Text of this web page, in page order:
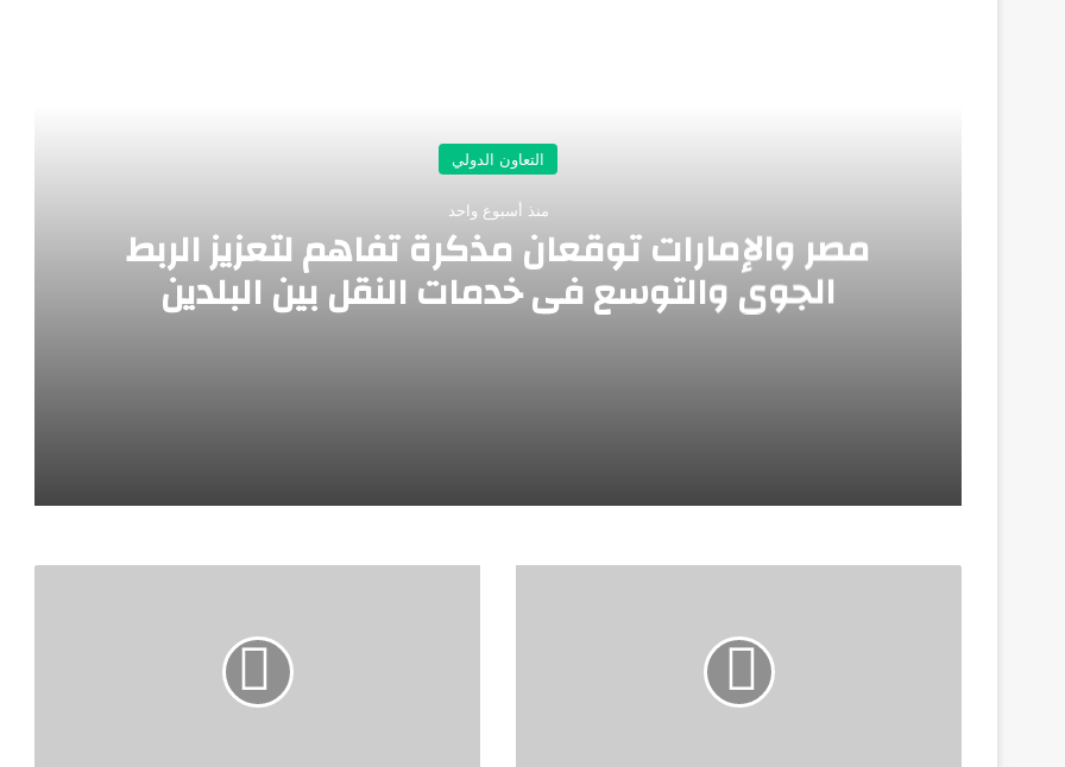
التعاون الدولي
منذ أسبوع واحد
مصر والإمارات توقعان مذكرة تفاهم لتعزيز الربط
الجوي والتوسع في خدمات النقل بين البلدين